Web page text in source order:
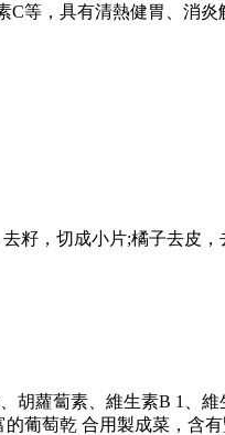
，具有清熱健胃、消炎
，切成小片;橘子去皮，
蘿蔔素、維生素B 1、
葡萄乾 合用製成菜，含